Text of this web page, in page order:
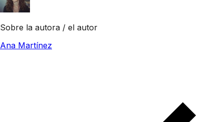
Sobre la autora / el autor
Ana Martínez